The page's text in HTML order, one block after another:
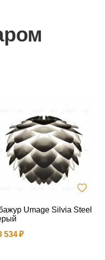
Umage Silvia Steel
534